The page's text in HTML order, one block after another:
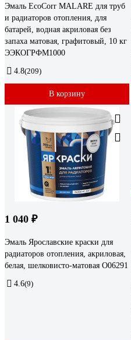
Эмаль EcoCorr MALARE для труб
и радиаторов отопления, для
батарей, водная акриловая без
запаха матовая, графитовый, 10 кг
ЭЭКОГРФМ1000
4.8(209)
В корзину
1 040 ₽
Эмаль Ярославские краски для
радиаторов отопления, акриловая,
белая, шелковисто-матовая О06291
4.6(9)